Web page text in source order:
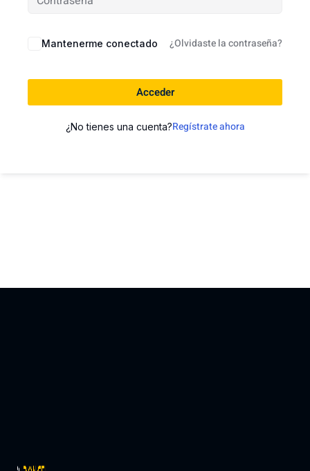
Mantenerme conectado ¿Olvidaste la contraseña?
Acceder
¿No tienes una cuenta?Regístrate ahora